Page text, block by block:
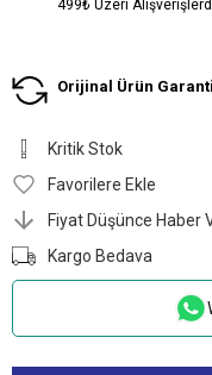
499₺ Üzeri
Orijinal Ürün
Kritik Stok
Favorilere Ekle
Fiyat Düşünce Haber
Kargo Bedava